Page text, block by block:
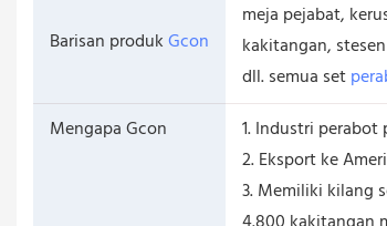
Barisan produkGcon
meja pejabat,
kakitangan,
dll. semua set
Mengapa Gcon
1. Industri perabot
2. Eksport ke
3. Memiliki kilang